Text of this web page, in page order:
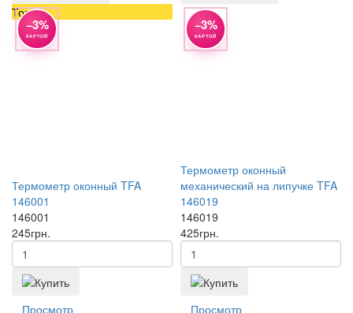
Топ
−3%
КАРТОЙ
Термометр оконный TFA
146001
146001
245грн.
Просмотр
−3%
КАРТОЙ
Термометр оконный
механический на липучке TFA
146019
146019
425грн.
Просмотр